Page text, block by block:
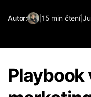
Autor: 15 min čtení|
Playbook